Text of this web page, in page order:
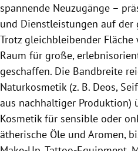
spannende Neuzugänge –
und Dienstleistungen auf der
Trotz gleichbleibender
Raum für große,
geschaffen. Die Bandbreite
Naturkosmetik (z. B. Deos,
aus nachhaltiger Produktion)
Kosmetik für sensible oder
ätherische Öle und Aromen,